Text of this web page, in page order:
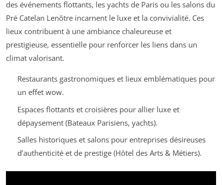
des événements flottants, les yachts de Paris ou les salons du
Pré Catelan Lenôtre incarnent le luxe et la convivialité. Ces
lieux contribuent à une ambiance chaleureuse et
prestigieuse, essentielle pour renforcer les liens dans un
climat valorisant.
Restaurants gastronomiques et lieux emblématiques pour
un effet wow.
Espaces flottants et croisières pour allier luxe et
dépaysement (Bateaux Parisiens, yachts).
Salles historiques et salons pour entreprises désireuses
d’authenticité et de prestige (Hôtel des Arts & Métiers).